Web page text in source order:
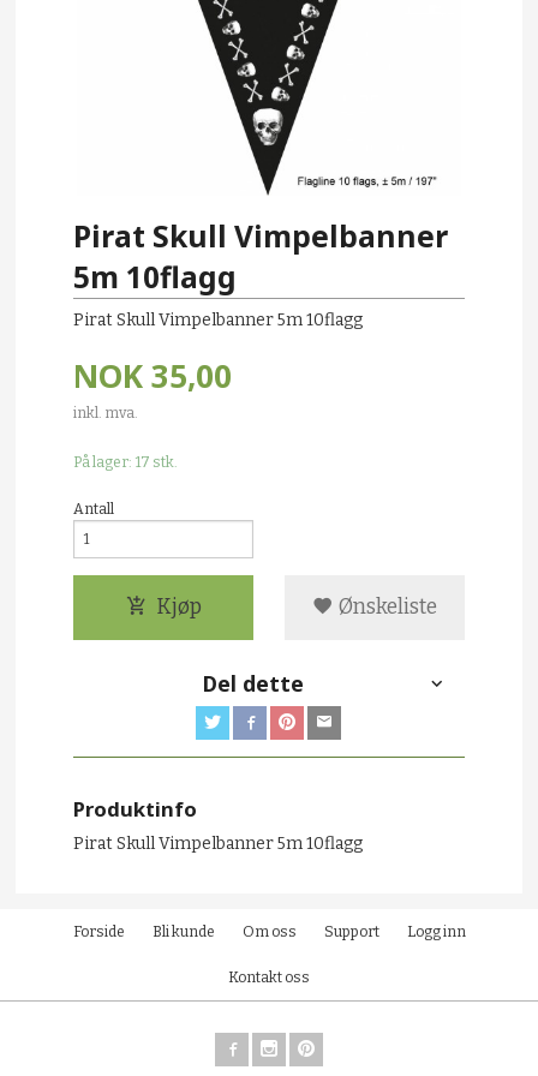
Pirat Skull Vimpelbanner
5m 10flagg
Pirat Skull Vimpelbanner 5m 10flagg
NOK 35,00
inkl. mva.
På lager: 17 stk.
Antall
Kjøp Ønskeliste
Del dette
Produktinfo
Pirat Skull Vimpelbanner 5m 10flagg
Forside Bli kunde Om oss Support Logg inn
Kontakt oss